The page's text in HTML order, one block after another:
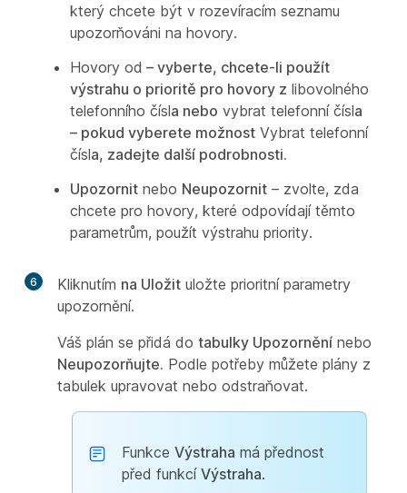
který chcete být v rozevíracím seznamu
upozorňováni na hovory.
Hovory od – vyberte, chcete-li použít
výstrahu o prioritě pro hovory z libovolného
telefonního čísla nebo vybrat telefonní čísla
– pokud vyberete možnost Vybrat telefonní
čísla, zadejte další podrobnosti.
Upozornit nebo Neupozornit – zvolte, zda
chcete pro hovory, které odpovídají těmto
parametrům, použít výstrahu priority.
6 Kliknutím na Uložit uložte prioritní parametry
upozornění.
Váš plán se přidá do tabulky Upozornění nebo
Neupozorňujte. Podle potřeby můžete plány z
tabulek upravovat nebo odstraňovat.
Funkce Výstraha má přednost
před funkcí Výstraha.